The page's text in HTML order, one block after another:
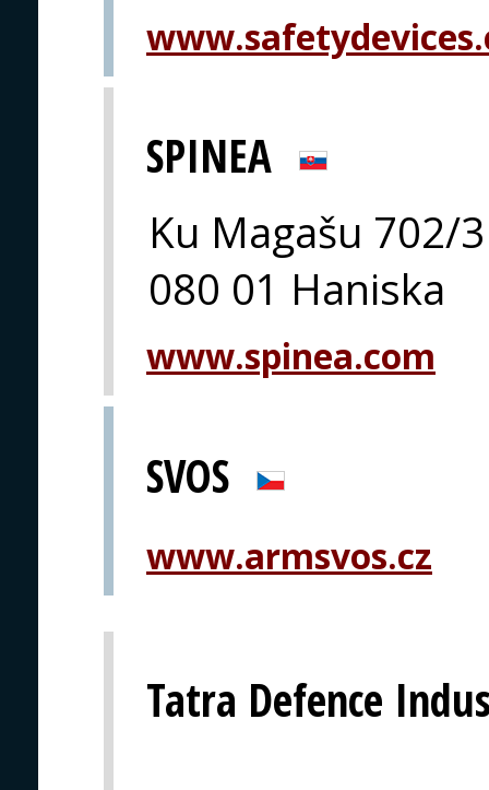
SPINEA
Ku Magašu 702/3
080 01 Haniska
www.spinea.com
SVOS
www.armsvos.cz
Tatra Defence